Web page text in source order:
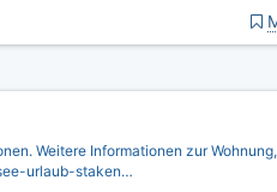
Weitere Informationen zur Wohnung,
urlaub-staken…